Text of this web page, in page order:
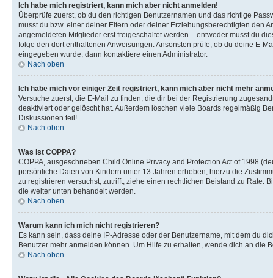
Ich habe mich registriert, kann mich aber nicht anmelden!
Überprüfe zuerst, ob du den richtigen Benutzernamen und das richtige
musst du bzw. einer deiner Eltern oder deiner Erziehungsberechtigten den
angemeldeten Mitglieder erst freigeschaltet werden – entweder musst du
folge den dort enthaltenen Anweisungen. Ansonsten prüfe, ob du deine E-
eingegeben wurde, dann kontaktiere einen Administrator.
Nach oben
Ich habe mich vor einiger Zeit registriert, kann mich aber nicht mehr
Versuche zuerst, die E-Mail zu finden, die dir bei der Registrierung
deaktiviert oder gelöscht hat. Außerdem löschen viele Boards regelmäßig
Diskussionen teil!
Nach oben
Was ist COPPA?
COPPA, ausgeschrieben Child Online Privacy and Protection Act of 1998
persönliche Daten von Kindern unter 13 Jahren erheben, hierzu die
zu registrieren versuchst, zutrifft, ziehe einen rechtlichen Beistand zu Rate.
die weiter unten behandelt werden.
Nach oben
Warum kann ich mich nicht registrieren?
Es kann sein, dass deine IP-Adresse oder der Benutzername, mit dem du
Benutzer mehr anmelden können. Um Hilfe zu erhalten, wende dich an die
Nach oben